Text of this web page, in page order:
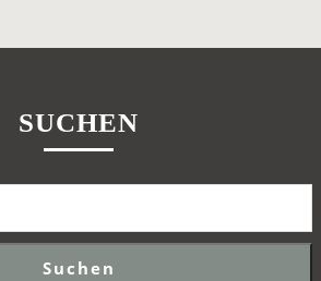
SUCHEN
Suchen